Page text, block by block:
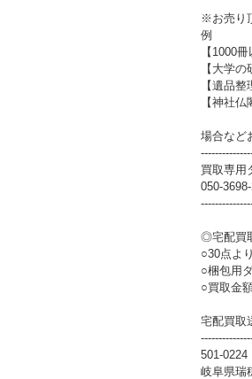
※お売り
例
【1000
【大学の
【遺品
【神社
場合など
買取専用
050-
◎宅配買
○30点よ
○梱包用
○買取金
宅配買取
501-0224
岐阜県瑞